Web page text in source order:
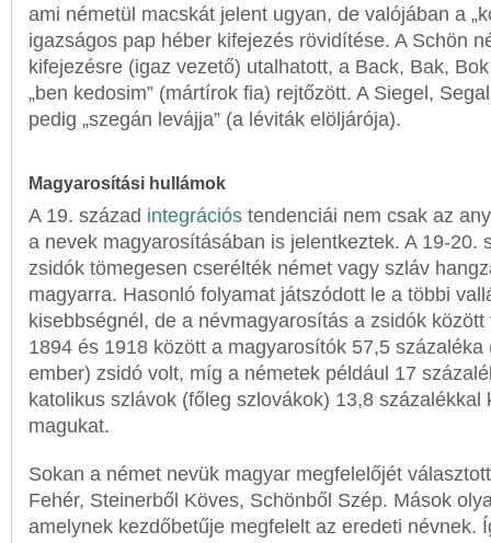
ami németül macskát jelent ugyan, de valójában a
igazságos pap héber kifejezés rövidítése. A Schön
kifejezésre (igaz vezető) utalhatott, a Back, Bak,
„ben kedosim” (mártírok fia) rejtőzött. A Siegel,
pedig „szegán levájja” (a léviták elöljárója).
Magyarosítási hullámok
A 19. század integrációs tendenciái nem csak az
a nevek magyarosításában is jelentkeztek. A 19-20.
zsidók tömegesen cserélték német vagy szláv
magyarra. Hasonló folyamat játszódott le a többi
kisebbségnél, de a névmagyarosítás a zsidók
1894 és 1918 között a magyarosítók 57,5 százaléka
ember) zsidó volt, míg a németek például 17
katolikus szlávok (főleg szlovákok) 13,8 százalékkal
magukat.
Sokan a német nevük magyar megfelelőjét
Fehér, Steinerből Köves, Schönből Szép. Mások
amelynek kezdőbetűje megfelelt az eredeti névnek.